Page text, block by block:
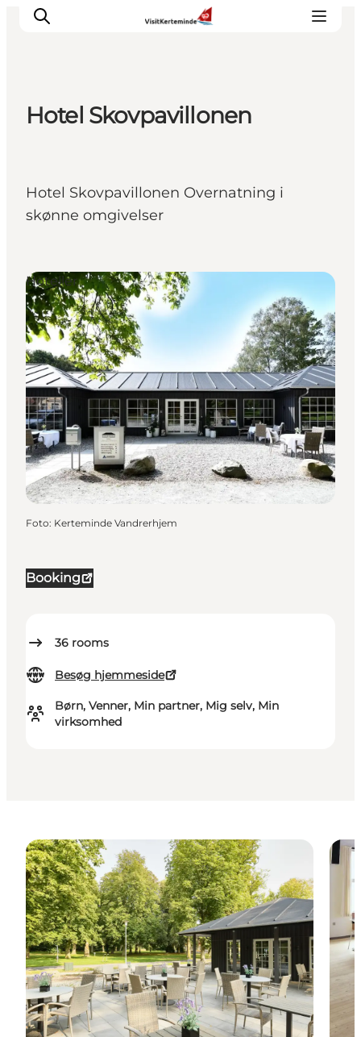
Spis godt
Sov godt
Planlæg din ferie
Sommerbus
Hotel Skovpavillonen
Hotel Skovpavillonen Overnatning i
skønne omgivelser
Booking
36 rooms
Besøg hjemmeside
Børn, Venner, Min partner, Mig selv, Min
virksomhed
Hoteller
Foto: Kerteminde Vandrerhjem